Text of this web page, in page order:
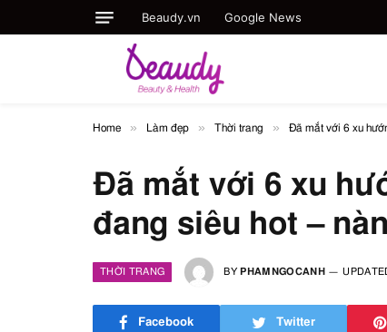
Beaudy.vn Google News
Home » Làm đẹp » Thời trang » Đã mắt với 6 xu
Đã mắt với 6 xu
đang siêu hot –
THỜI TRANG BY PHAMNGOCANH
Facebook Twitter